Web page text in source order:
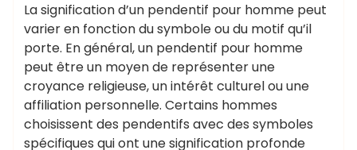
La signification d’un pendentif pour homme peut
varier en fonction du symbole ou du motif qu’il
porte. En général, un pendentif pour homme
peut être un moyen de représenter une
croyance religieuse, un intérêt culturel ou une
affiliation personnelle. Certains hommes
choisissent des pendentifs avec des symboles
spécifiques qui ont une signification profonde